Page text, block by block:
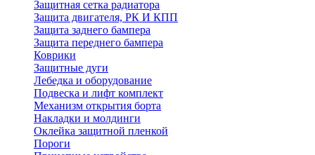
Защитная сетка радиатора
Защита двигателя, РК И КПП
Защита заднего бампера
Защита переднего бампера
Коврики
Защитные дуги
Лебедка и оборудование
Подвеска и лифт комплект
Механизм открытия борта
Накладки и молдинги
Оклейка защитной пленкой
Пороги